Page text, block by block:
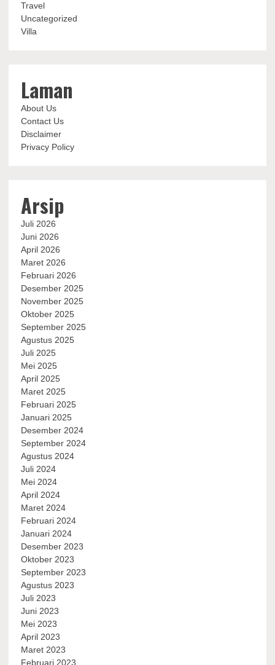
Travel
Uncategorized
Villa
Laman
About Us
Contact Us
Disclaimer
Privacy Policy
Arsip
Juli 2026
Juni 2026
April 2026
Maret 2026
Februari 2026
Desember 2025
November 2025
Oktober 2025
September 2025
Agustus 2025
Juli 2025
Mei 2025
April 2025
Maret 2025
Februari 2025
Januari 2025
Desember 2024
September 2024
Agustus 2024
Juli 2024
Mei 2024
April 2024
Maret 2024
Februari 2024
Januari 2024
Desember 2023
Oktober 2023
September 2023
Agustus 2023
Juli 2023
Juni 2023
Mei 2023
April 2023
Maret 2023
Februari 2023